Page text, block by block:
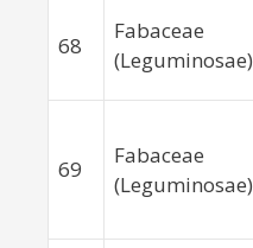
68
Fabaceae
(Leguminosae)
69
Fabaceae
(Leguminosae)